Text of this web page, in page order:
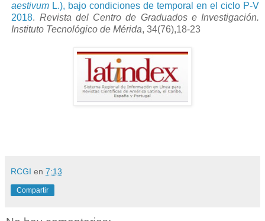
aestivum L.), bajo condiciones de temporal en el ciclo P-V
2018. Revista del Centro de Graduados e Investigación.
Instituto Tecnológico de Mérida, 34(76),18-23
RCGI en 7:13
Compartir